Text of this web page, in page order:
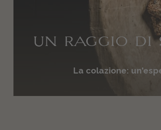
UN RAGGIO DI
La colazione: